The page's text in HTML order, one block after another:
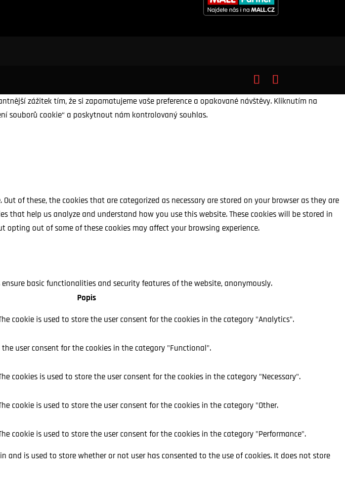
zážitek tím, že si zapamatujeme vaše preference a opakované návštěvy. Kliknutím na
souborů cookie“ a poskytnout nám kontrolovaný souhlas.
of these, the cookies that are categorized as necessary are stored on your browser as they are
help us analyze and understand how you use this website. These cookies will be stored in
out of some of these cookies may affect your browsing experience.
basic functionalities and security features of the website, anonymously.
Popis
cookie is used to store the user consent for the cookies in the category "Analytics".
the user consent for the cookies in the category "Functional".
cookies is used to store the user consent for the cookies in the category "Necessary".
cookie is used to store the user consent for the cookies in the category "Other.
cookie is used to store the user consent for the cookies in the category "Performance".
and is used to store whether or not user has consented to the use of cookies. It does not store